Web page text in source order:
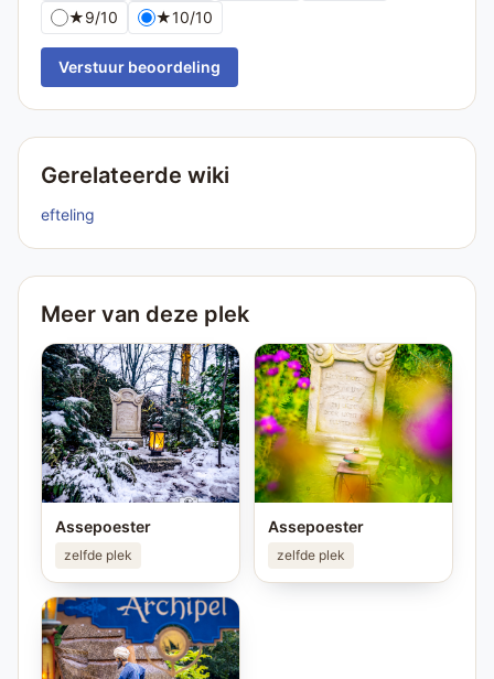
★9/10 ★10/10
Verstuur beoordeling
Gerelateerde wiki
efteling
Meer van deze plek
Assepoester
zelfde plek
Assepoester
zelfde plek